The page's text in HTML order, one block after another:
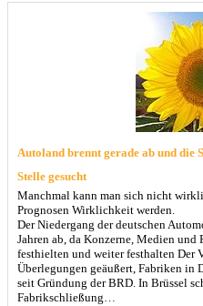
Autoland brennt gerade ab und die
Stelle gesucht
Manchmal kann man sich nicht
Prognosen Wirklichkeit werden.
Der Niedergang der deutschen
Jahren ab, da Konzerne, Medien
festhielten und weiter festhalten Der
Überlegungen geäußert, Fabriken in
seit Gründung der BRD. In Brüssel
Fabrikschließung…